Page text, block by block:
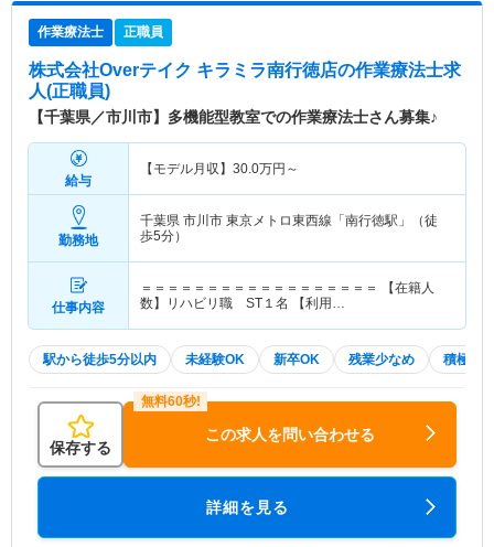
作業療法士 正職員
株式会社Overテイク キラミラ南行徳店の作業療法士求
人(正職員)
【千葉県／市川市】多機能型教室での作業療法士さん募集♪
給与
【モデル月収】 30.0万円～
勤務地
千葉県 市川市 東京メトロ東西線「南行徳駅」（徒
歩5分）
仕事内容
＝＝＝＝＝＝＝＝＝＝＝＝＝＝＝＝＝＝ 【在籍人
数】リハビリ職 ST１名 【利用…
駅から徒歩5分以内 未経験OK 新卒OK 残業少なめ 積極採
保存する
この求人を問い合わせる
詳細を見る